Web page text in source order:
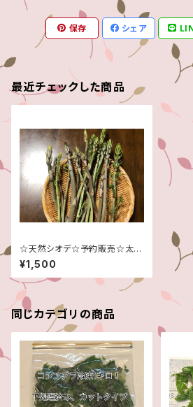
保存 シェア
最近チェックした商品
☆天然シオデ☆予約販売☆太め
のものも入ります！☆高級食材
☆
¥1,500
同じカテゴリの商品